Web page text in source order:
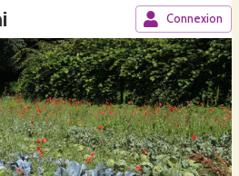
Connexion